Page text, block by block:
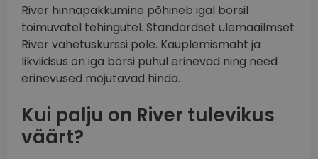
River hinnapakkumine põhineb igal börsil
toimuvatel tehingutel. Standardset ülemaailmset
River vahetuskurssi pole. Kauplemismaht ja
likviidsus on iga börsi puhul erinevad ning need
erinevused mõjutavad hinda.
Kui palju on River tulevikus
väärt?